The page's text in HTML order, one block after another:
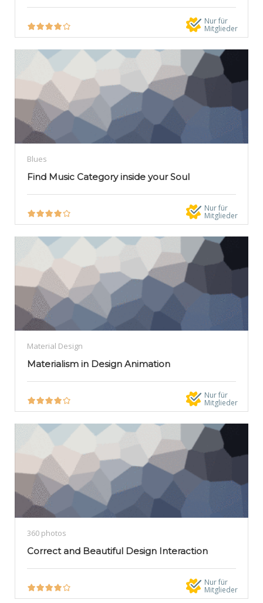
Nur für
Mitglieder
Blues
Find Music Category inside your Soul
Nur für
Mitglieder
Material Design
Materialism in Design Animation
Nur für
Mitglieder
360 photos
Correct and Beautiful Design Interaction
Nur für
Mitglieder